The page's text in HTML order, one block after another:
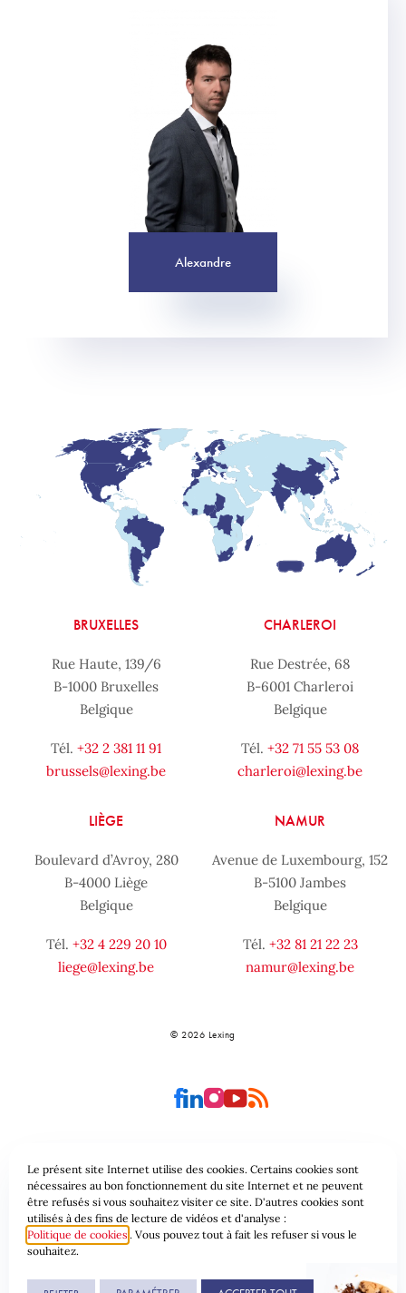
Alexandre
BRUXELLES
Rue Haute, 139/6
B-1000 Bruxelles
Belgique
Tél. +32 2 381 11 91
brussels@lexing.be
CHARLEROI
Rue Destrée, 68
B-6001 Charleroi
Belgique
Tél. +32 71 55 53 08
charleroi@lexing.be
LIÈGE
Boulevard d’Avroy, 280
B-4000 Liège
Belgique
Tél. +32 4 229 20 10
liege@lexing.be
NAMUR
Avenue de Luxembourg, 152
B-5100 Jambes
Belgique
Tél. +32 81 21 22 23
namur@lexing.be
© 2026 Lexing
Plan du site Conditions générales
Protection des données & Cookies
Une réalisation de
Le présent site Internet utilise des cookies. Certains cookies sont
nécessaires au bon fonctionnement du site Internet et ne peuvent
être refusés si vous souhaitez visiter ce site. D'autres cookies sont
utilisés à des fins de lecture de vidéos et d'analyse :
Politique de cookies . Vous pouvez tout à fait les refuser si vous le
souhaitez.